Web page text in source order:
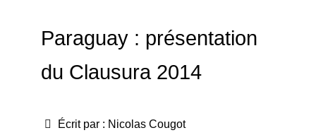
Paraguay : présentation
du Clausura 2014
Écrit par : Nicolas Cougot